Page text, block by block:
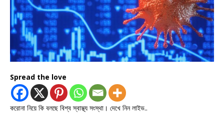
Spread the love
করোনা নিয়ে কি বলছে বিশ্ব স্বাস্থ্য সংস্থা। দেখে নিন লাইভ..